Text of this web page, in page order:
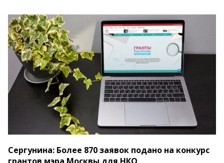
Сергунина: Более 870 заявок подано на конкурс